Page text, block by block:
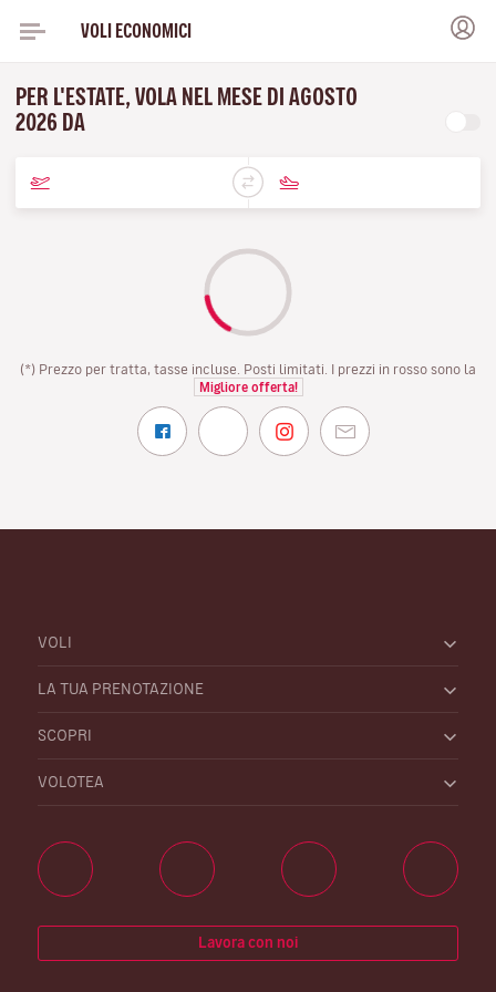
VOLI ECONOMICI
PER L'ESTATE, VOLA NEL MESE DI AGOSTO
2026 DA
(*) Prezzo per tratta, tasse incluse. Posti limitati. I prezzi in rosso sono la
Migliore offerta!
VOLI
LA TUA PRENOTAZIONE
SCOPRI
VOLOTEA
Lavora con noi